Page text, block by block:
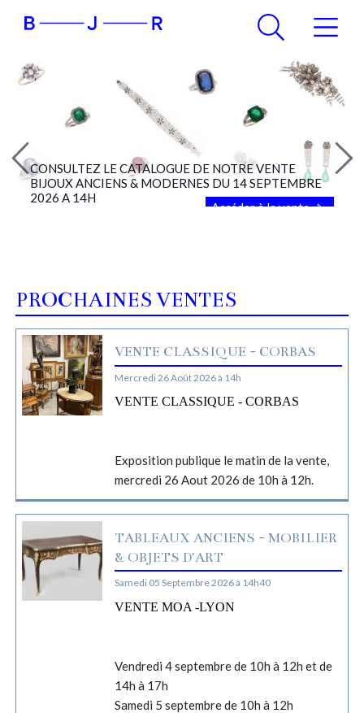
CONSULTEZ LE CATALOGUE DE NOTRE VENTE
BIJOUX ANCIENS & MODERNES DU 14 SEPTEMBRE
2026 A 14H
Accéder à la vente
PROCHAINES VENTES
VENTE CLASSIQUE - CORBAS
Mercredi 26 Août 2026 à 14h
VENTE CLASSIQUE - CORBAS
Exposition publique le matin de la vente,
mercredi 26 Aout 2026 de 10h à 12h.
TABLEAUX ANCIENS - MOBILIER
& OBJETS D'ART
Samedi 05 Septembre 2026 à 14h40
VENTE MOA -LYON
Vendredi 4 septembre de 10h à 12h et de
14h à 17h
Samedi 5 septembre de 10h à 12h